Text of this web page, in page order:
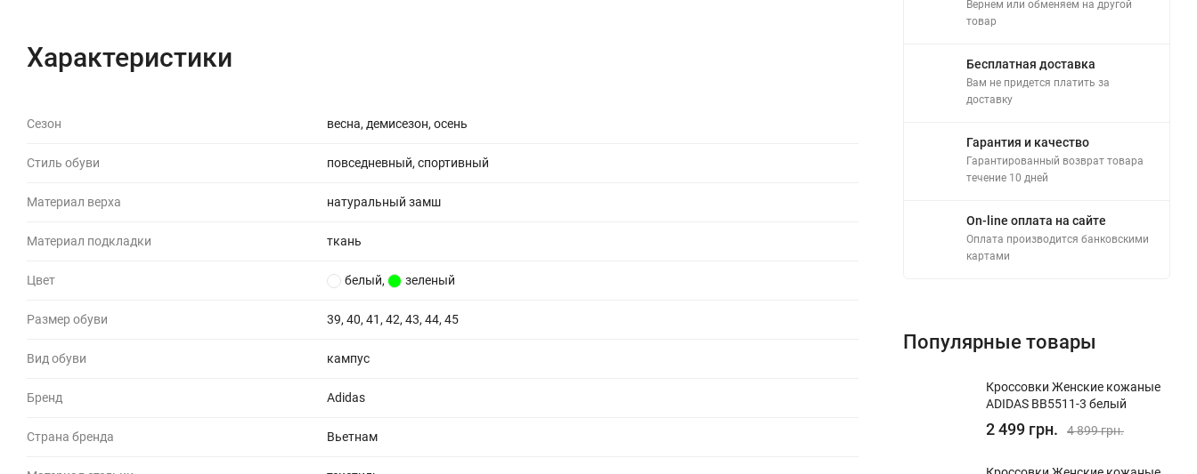
Характеристики
Сезон весна, демисезон, осень
Стиль обуви повседневный, спортивный
Материал верха натуральный замш
Материал подкладки ткань
Цвет белый, зеленый
Размер обуви 39, 40, 41, 42, 43, 44, 45
Вид обуви кампус
Бренд Adidas
Страна бренда Вьетнам
Вернем или обменяем на другой
товар
Бесплатная доставка
Вам не придется платить за
доставку
Гарантия и качество
Гарантированный возврат товара
течение 10 дней
On-line оплата на сайте
Оплата производится банковскими
картами
Популярные товары
Кроссовки Женские кожаные
ADIDAS BB5511-3 белый
2 499 грн. 4 899 грн.